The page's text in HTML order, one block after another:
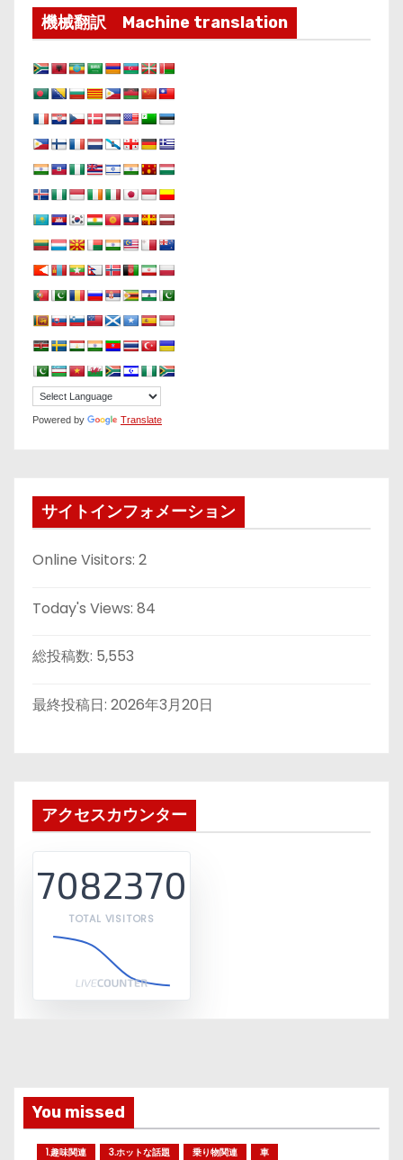
機械翻訳 Machine translation
Powered by Translate
サイトインフォメーション
Online Visitors: 2
Today's Views: 84
総投稿数: 5,553
最終投稿日: 2026年3月20日
アクセスカウンター
7082370
TOTAL VISITORS
You missed
1.趣味関連 3.ホットな話題 乗り物関連 車